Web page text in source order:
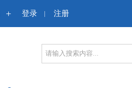
+ 登录 | 注册